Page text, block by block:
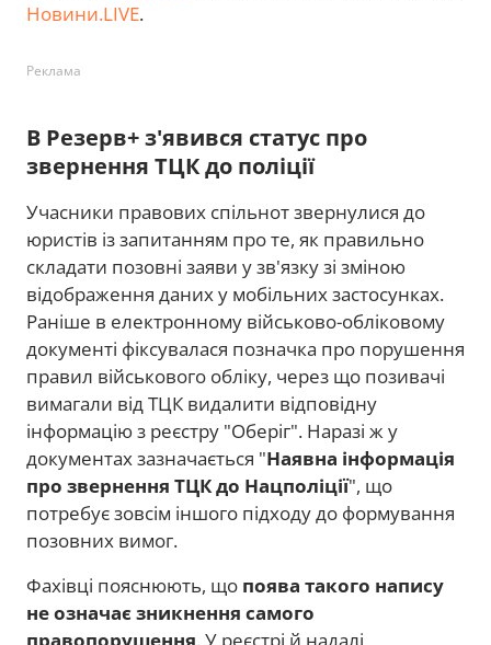
Новини.LIVE.
Реклама
В Резерв+ з'явився статус про
звернення ТЦК до поліції
Учасники правових спільнот звернулися до
юристів із запитанням про те, як правильно
складати позовні заяви у зв'язку зі зміною
відображення даних у мобільних застосунках.
Раніше в електронному військово-обліковому
документі фіксувалася позначка про порушення
правил військового обліку, через що позивачі
вимагали від ТЦК видалити відповідну
інформацію з реєстру "Оберіг". Наразі ж у
документах зазначається "Наявна інформація
про звернення ТЦК до Нацполіції", що
потребує зовсім іншого підходу до формування
позовних вимог.
Фахівці пояснюють, що поява такого напису
не означає зникнення самого